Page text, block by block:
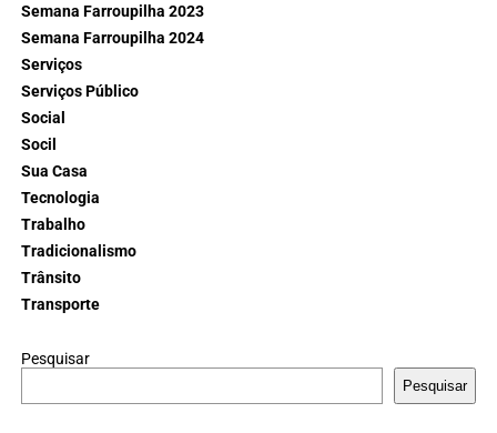
Semana Farroupilha 2023
Semana Farroupilha 2024
Serviços
Serviços Público
Social
Socil
Sua Casa
Tecnologia
Trabalho
Tradicionalismo
Trânsito
Transporte
Pesquisar
Pesquisar